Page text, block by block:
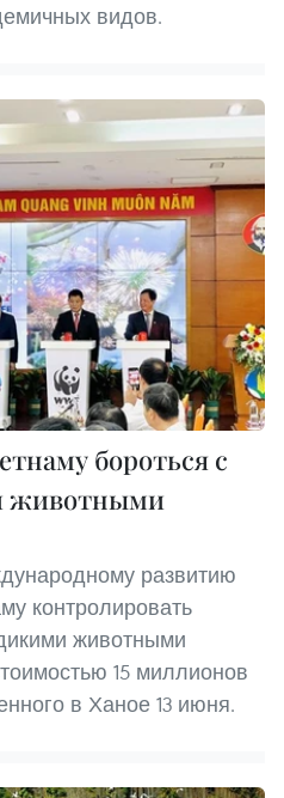
видов.
бороться с
животными
развитию
контролировать
животными
15 миллионов
в Ханое 13 июня.